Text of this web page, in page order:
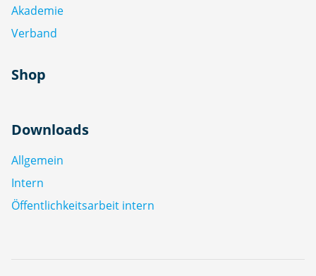
Akademie
Verband
Shop
Downloads
Allgemein
Intern
Öffentlichkeitsarbeit intern